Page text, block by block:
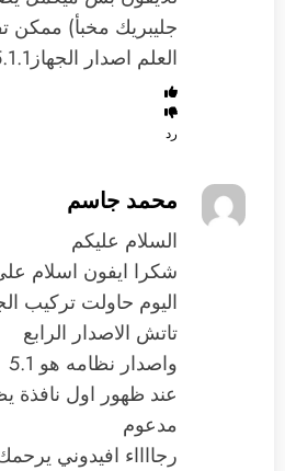
جليبريك مخبأ) ممكن
العلم اصدار الجهاز5.1.1 4s
رد
محمد جاسم
السلام عليكم
شكرا ايفون اسلام
اليوم حاولت تركيب
تاتش الاصدار الرابع
واصدار نظامه هو 5.1
عند ظهور اول نافذة
مدعوم
رجااااء افيدوني